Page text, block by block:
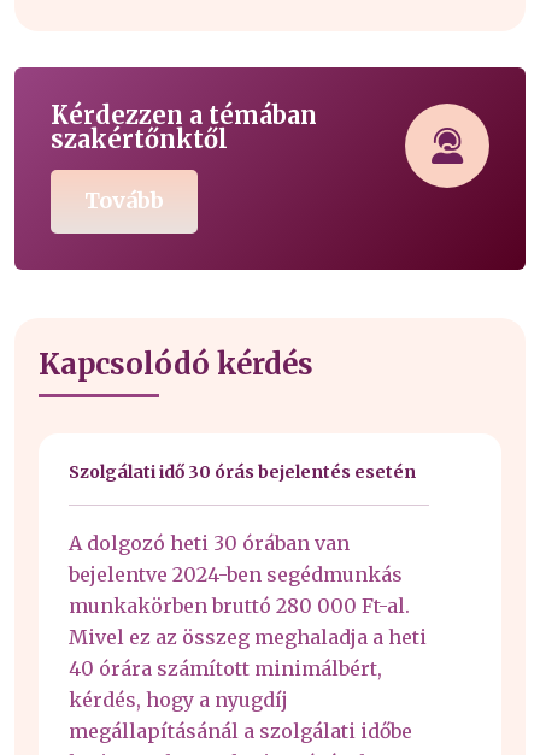
Kérdezzen a témában
szakértőnktől
Tovább
Kapcsolódó kérdés
Szolgálati idő 30 órás bejelentés esetén
A dolgozó heti 30 órában van
bejelentve 2024-ben segédmunkás
munkakörben bruttó 280 000 Ft-al.
Mivel ez az összeg meghaladja a heti
40 órára számított minimálbért,
kérdés, hogy a nyugdíj
megállapításánál a szolgálati időbe